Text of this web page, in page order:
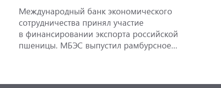
Международный банк экономического
сотрудничества принял участие
в финансировании экспорта российской
пшеницы. МБЭС выпустил рамбурсное